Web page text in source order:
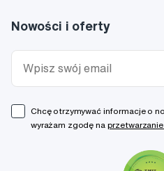
Nowości i oferty
Chcę otrzymywać informacje o
wyrażam zgodę na